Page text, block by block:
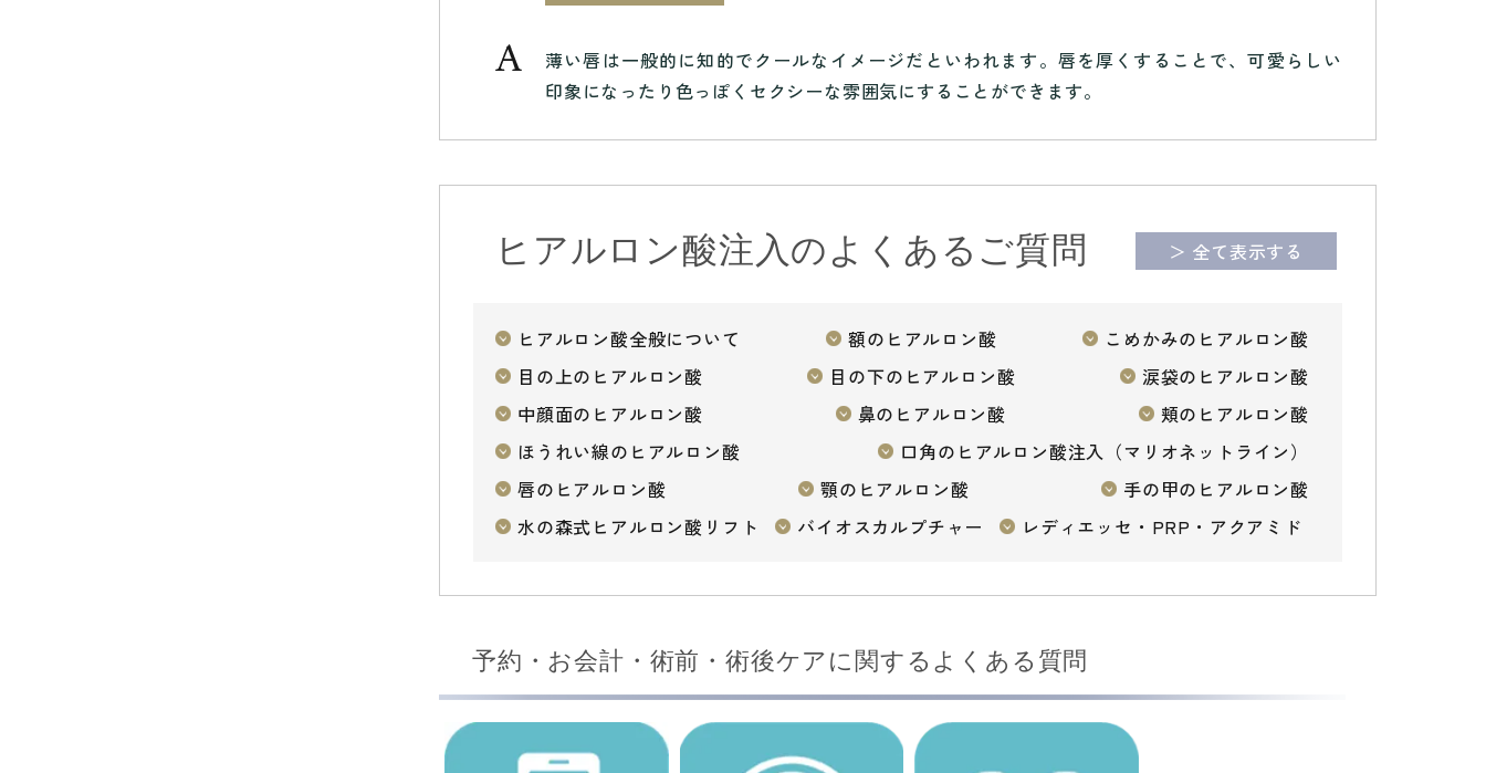
薄い唇は一般的に知的でクールなイメージだといわれます。唇を厚くすることで、可愛らしい
印象になったり色っぽくセクシーな雰囲気にすることができます。
ヒアルロン酸注入のよくあるご質問 ＞ 全て表示する
ヒアルロン酸全般について 額のヒアルロン酸
こめかみのヒアルロン酸
目の上のヒアルロン酸
目の下のヒアルロン酸
涙袋のヒアルロン酸
中顔面のヒアルロン酸
鼻のヒアルロン酸
頬のヒアルロン酸
ほうれい線のヒアルロン酸
口角のヒアルロン酸注入（マリオネットライン）
唇のヒアルロン酸
顎のヒアルロン酸
手の甲のヒアルロン酸
水の森式ヒアルロン酸リフト
バイオスカルプチャー レディエッセ・PRP・アクアミド
予約・お会計・術前・術後ケアに関するよくある質問